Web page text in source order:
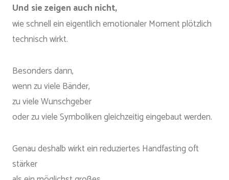
Und sie zeigen auch nicht,
wie schnell ein eigentlich emotionaler Moment plötzlich
technisch wirkt.
Besonders dann,
wenn zu viele Bänder,
zu viele Wunschgeber
oder zu viele Symboliken gleichzeitig eingebaut werden.
Genau deshalb wirkt ein reduziertes Handfasting oft
stärker